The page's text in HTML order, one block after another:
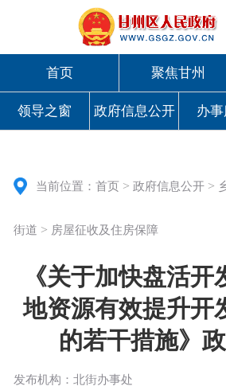
首页 聚焦甘州
领导之窗 政府信息公开 办
当前位置：首页 >政府信息公开 >
街道 > 房屋征收及住房保障
《关于加快盘活
地资源有效提升开
的若干措施》
发布机构：北街办事处